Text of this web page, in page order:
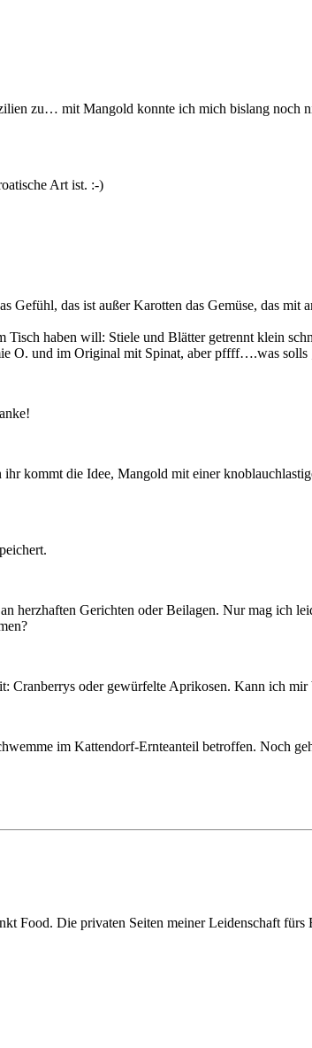
zu… mit Mangold konnte ich mich bislang noch
Art ist. :-)
das ist außer Karotten das Gemüse, das
haben will: Stiele und Blätter getrennt klein
O. und im Original mit Spinat, aber pffff….was solls
kommt die Idee, Mangold mit einer
herzhaften Gerichten oder Beilagen. Nur mag ich
Cranberrys oder gewürfelte Aprikosen. Kann ich mir
im Kattendorf-Ernteanteil betroffen. Noch
Food. Die privaten Seiten meiner Leidenschaft fürs